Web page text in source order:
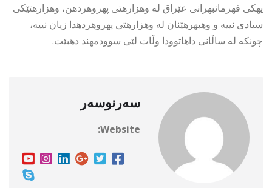
یهكی فهرمانبهرانی عێراق له وهزارهتی پهروهردهن، وهزارهتێكی
سیادی نییه و وهبهرهێنان له وهزارهتی پهروهردهدا زیان نییه،
چونكه له ساڵانی داهاتوودا وڵات لێی سوودمهند دهبێت.
سەرنوسەر
Website: